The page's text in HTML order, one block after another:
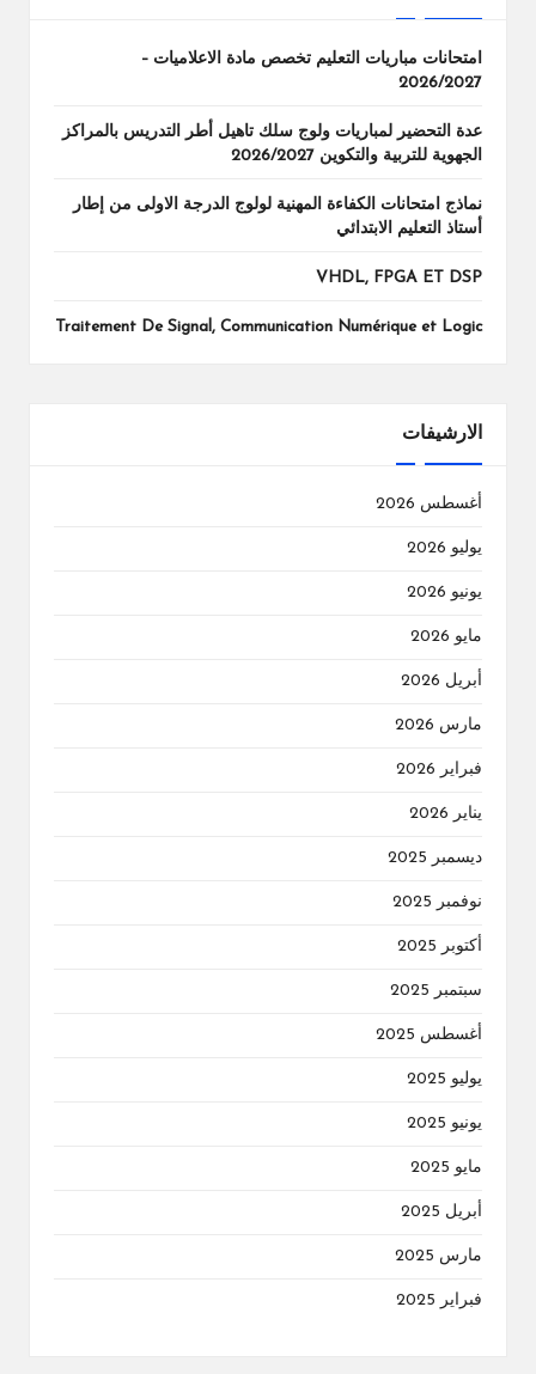
امتحانات مباريات التعليم تخصص مادة الاعلاميات –
2026/2027
عدة التحضير لمباريات ولوج سلك تاهيل أطر التدريس بالمراكز
الجهوية للتربية والتكوين 2026/2027
نماذج امتحانات الكفاءة المهنية لولوج الدرجة الاولى من إطار
أستاذ التعليم الابتدائي
VHDL, FPGA ET DSP
Traitement De Signal, Communication Numérique et Logic
الارشيفات
أغسطس 2026
يوليو 2026
يونيو 2026
مايو 2026
أبريل 2026
مارس 2026
فبراير 2026
يناير 2026
ديسمبر 2025
نوفمبر 2025
أكتوبر 2025
سبتمبر 2025
أغسطس 2025
يوليو 2025
يونيو 2025
مايو 2025
أبريل 2025
مارس 2025
فبراير 2025